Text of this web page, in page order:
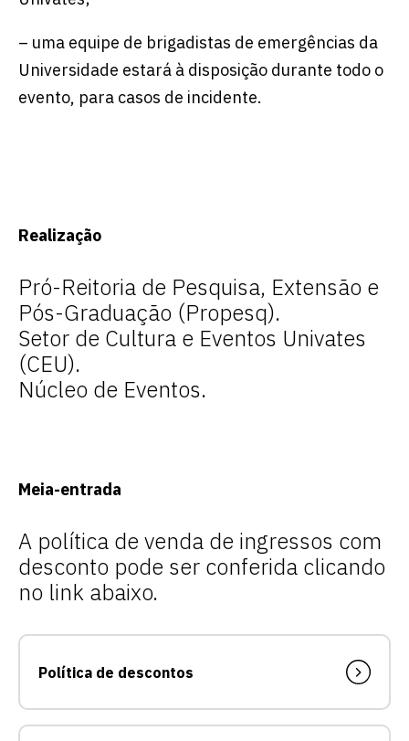
– uma equipe de brigadistas de emergências da
Universidade estará à disposição durante todo o
evento, para casos de incidente.
Realização
Pró-Reitoria de Pesquisa, Extensão e
Pós-Graduação (Propesq).
Setor de Cultura e Eventos Univates
(CEU).
Núcleo de Eventos.
Meia-entrada
A política de venda de ingressos com
desconto pode ser conferida clicando
no link abaixo.
Política de descontos